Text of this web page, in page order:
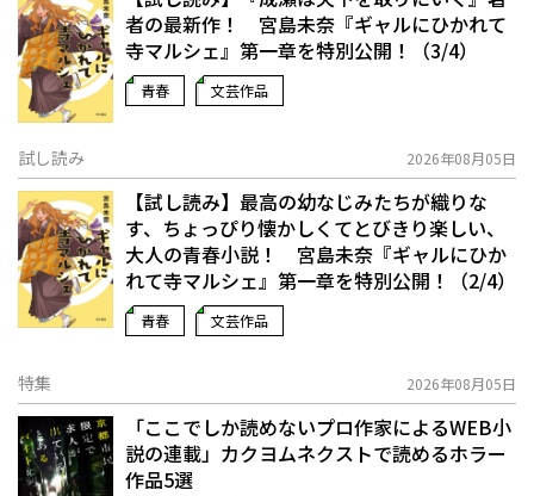
者の最新作！ 宮島未奈『ギャルにひかれて
寺マルシェ』第一章を特別公開！（3/4）
青春 文芸作品
試し読み 2026年08月05日
【試し読み】最高の幼なじみたちが織りな
す、ちょっぴり懐かしくてとびきり楽しい、
大人の青春小説！ 宮島未奈『ギャルにひか
れて寺マルシェ』第一章を特別公開！（2/4）
青春 文芸作品
特集 2026年08月05日
「ここでしか読めないプロ作家によるWEB小
説の連載」――カクヨムネクストで読めるホラー
作品5選